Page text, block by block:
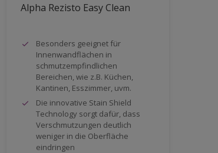
Alpha Rezisto Easy Clean
Besonders geeignet für
Innenwandflächen in
schmutzempfindlichen
Bereichen, wie z.B. Küchen,
Kantinen, Esszimmer, uvm.
Die innovative Stain Shield
Technology sorgt dafür, dass
Verschmutzungen deutlich
weniger in die Oberfläche
eindringen